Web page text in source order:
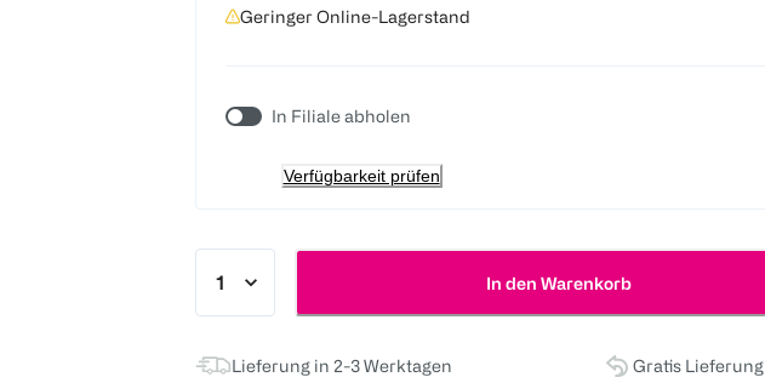
Geringer Online-Lagerstand
In Filiale abholen
Verfügbarkeit prüfen
In den Warenkorb
Lieferung in 2-3 Werktagen Gratis